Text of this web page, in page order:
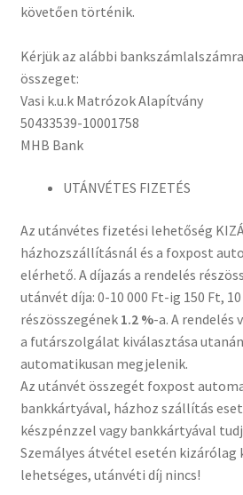
követően történik.
Kérjük az alábbi
összeget:
Vasi k.u.k Matrózok Alapítvány
50433539-10001758
MHB Bank
UTÁNVÉTES FIZETÉS
Az utánvétes fizetési lehetőség
házhozszállításnál és a foxpost
elérhető. A díjazás a rendelés
utánvét díja: 0-10 000 Ft-ig 150 Ft,
részösszegének 1.2 %-a. A rendelés
a futárszolgálat kiválasztása
automatikusan megjelenik.
Az utánvét összegét foxpost
bankkártyával, házhoz szállítás
készpénzzel vagy bankkártyával
Szemályes átvétel esetén kizárólag
lehetséges, utánvéti díj nincs!